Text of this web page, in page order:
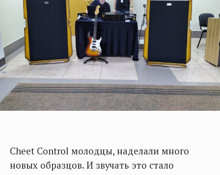
Cheet Control молодцы, наделали много
новых образцов. И звучать это стало